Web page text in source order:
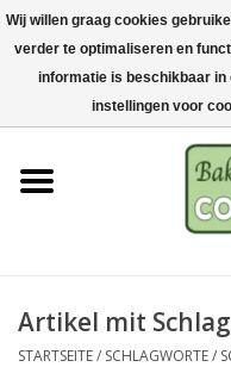
Startseite
Koch-&Backutensilien
Maschinen & Teile
Edelstahl
Artikel mit
STARTSEITE/ SCHLAGWORTE/
Wij willen graag cookies
verder te optimaliseren en
informatie is beschikbaar in
instellingen voor